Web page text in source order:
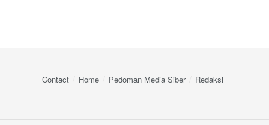
Contact Home Pedoman Media Siber Redaksi